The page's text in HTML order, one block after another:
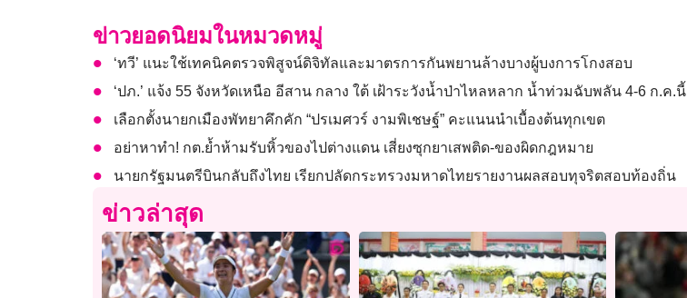
ข่าวยอดนิยมในหมวดหมู่
‘ทวี’ แนะใช้เทคนิคตรวจพิสูจน์ดิจิทัลและมาตรการกันพยานล้างบางผู้บงการโกงสอบ
‘ปภ.’ แจ้ง 55 จังหวัดเหนือ อีสาน กลาง ใต้ เฝ้าระวังน้ำป่าไหลหลาก น้ำท่วมฉับพลัน 4-6 ก.ค.นี้
เลือกตั้งนายกเมืองพัทยาคึกคัก “ปรเมศวร์ งามพิเชษฐ์” คะแนนนำเบื้องต้นทุกเขต
อย่าหาทำ! กต.ย้ำห้ามรับหิ้วของไปต่างแดน เสี่ยงซุกยาเสพติด-ของผิดกฎหมาย
นายกรัฐมนตรีบินกลับถึงไทย เรียกปลัดกระทรวงมหาดไทยรายงานผลสอบทุจริตสอบท้องถิ่น
ข่าวล่าสุด